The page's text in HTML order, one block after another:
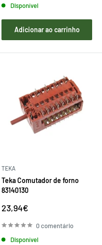
Disponível
Adicionar ao carrinho
TEKA
Teka Comutador de forno
83140130
Preço
venda
23,94€
0 comentário
Disponível